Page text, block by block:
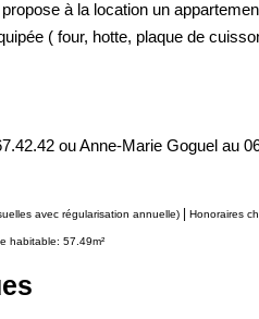
à la location un
( four, hotte, plaque de
ou Anne-Marie Goguel au
avec régularisation annuelle) Honoraires
habitable: 57.49m²